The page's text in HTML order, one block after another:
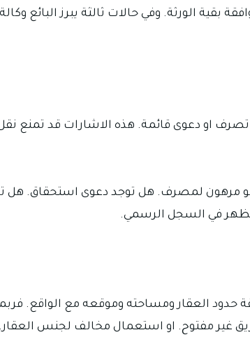
الورثة. وفي حالات ثالثة يبرز البائع
او دعوى قائمة. هذه الاشارات قد تمنع
هو مرهون لمصرف. هل توجد دعوى استحقاق. هل
تظهر في السجل الرسمي.
العقار ومساحته وموقعه مع الواقع.
غير مفتوح. او استعمال مخالف لجنس العقار.